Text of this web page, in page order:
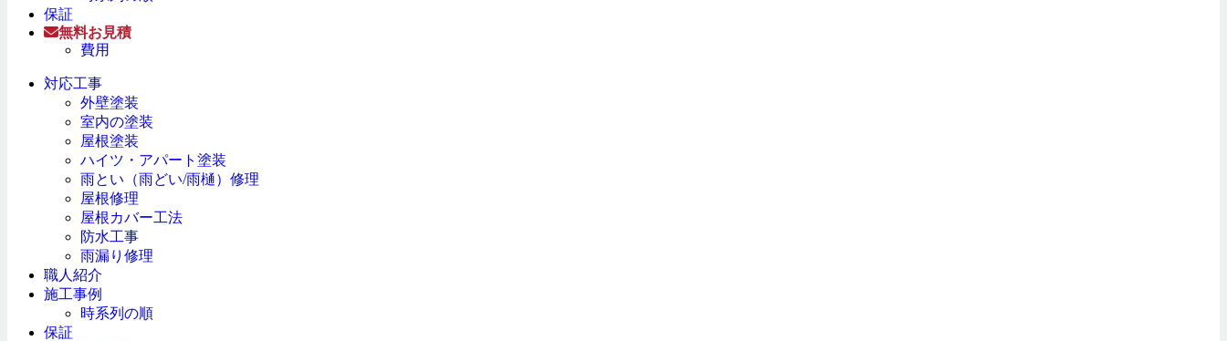
保証
無料お見積
費用
対応工事
外壁塗装
室内の塗装
屋根塗装
ハイツ・アパート塗装
雨とい（雨どい/雨樋）修理
屋根修理
屋根カバー工法
防水工事
雨漏り修理
職人紹介
施工事例
時系列の順
保証